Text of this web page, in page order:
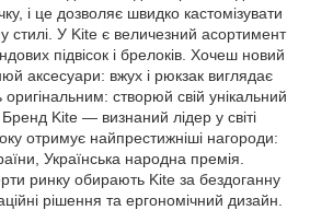
і це дозволяє швидко кастомізувати
стилі. У Kite є величезний асортимент
підвісок і брелоків. Хочеш новий
аксесуари: вжух і рюкзак виглядає
створюй свій унікальний
Kite — визнаний лідер у світі
отримує найпрестижніші нагороди:
Українська народна премія.
ринку обирають Kite за бездоганну
рішення та ергономічний дизайн.